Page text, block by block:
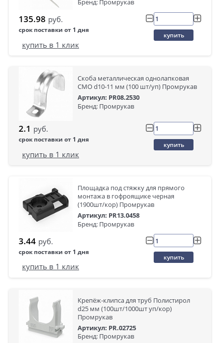
Бренд: Промрукав
135.98 руб.
срок поставки от 1 дня
купить
купить в 1 клик
Скоба металлическая однолапковая
СМО d10-11 мм (100 шт/уп) Промрукав
Артикул: PR08.2530
Бренд: Промрукав
2.1 руб.
срок поставки от 1 дня
купить
купить в 1 клик
Площадка под стяжку для прямого
монтажа в гофроящике черная
(1900шт/кор) Промрукав
Артикул: PR13.0458
Бренд: Промрукав
3.44 руб.
срок поставки от 1 дня
купить
купить в 1 клик
Крепёж-клипса для труб Полистирол
d25 мм (100шт/1000шт уп/кор)
Промрукав
Артикул: PR.02725
Бренд: Промрукав